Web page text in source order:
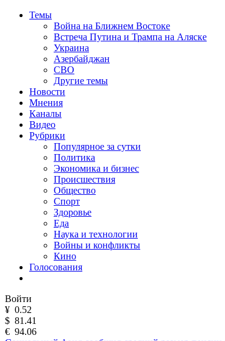
Темы
Война на Ближнем Востоке
Встреча Путина и Трампа на Аляске
Украина
Азербайджан
СВО
Другие темы
Новости
Мнения
Каналы
Видео
Рубрики
Популярное за сутки
Политика
Экономика и бизнес
Происшествия
Общество
Спорт
Здоровье
Еда
Наука и технологии
Войны и конфликты
Кино
Голосования
Войти
¥ 0.52
$ 81.41
€ 94.06